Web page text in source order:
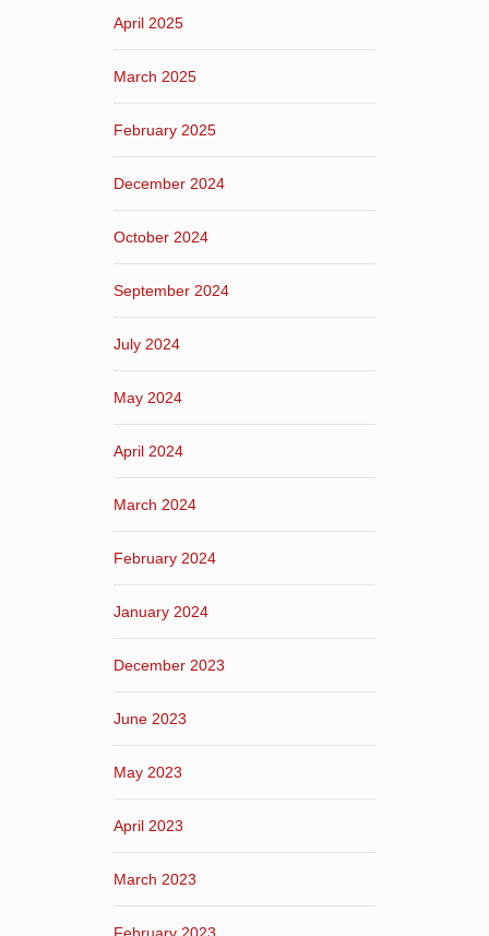
April 2025
March 2025
February 2025
December 2024
October 2024
September 2024
July 2024
May 2024
April 2024
March 2024
February 2024
January 2024
December 2023
June 2023
May 2023
April 2023
March 2023